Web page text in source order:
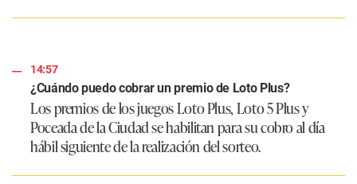
14:57
¿Cuándo puedo cobrar un premio de Loto Plus?
Los premios de los juegos Loto Plus, Loto 5 Plus y
Poceada de la Ciudad se habilitan para su cobro al día
hábil siguiente de la realización del sorteo.